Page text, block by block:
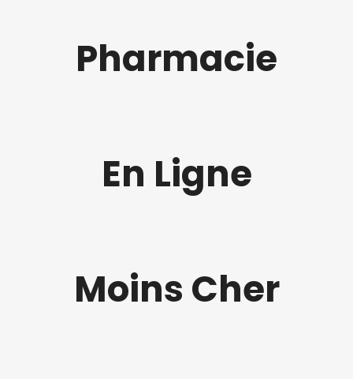
Pharmacie
En Ligne
Moins Cher